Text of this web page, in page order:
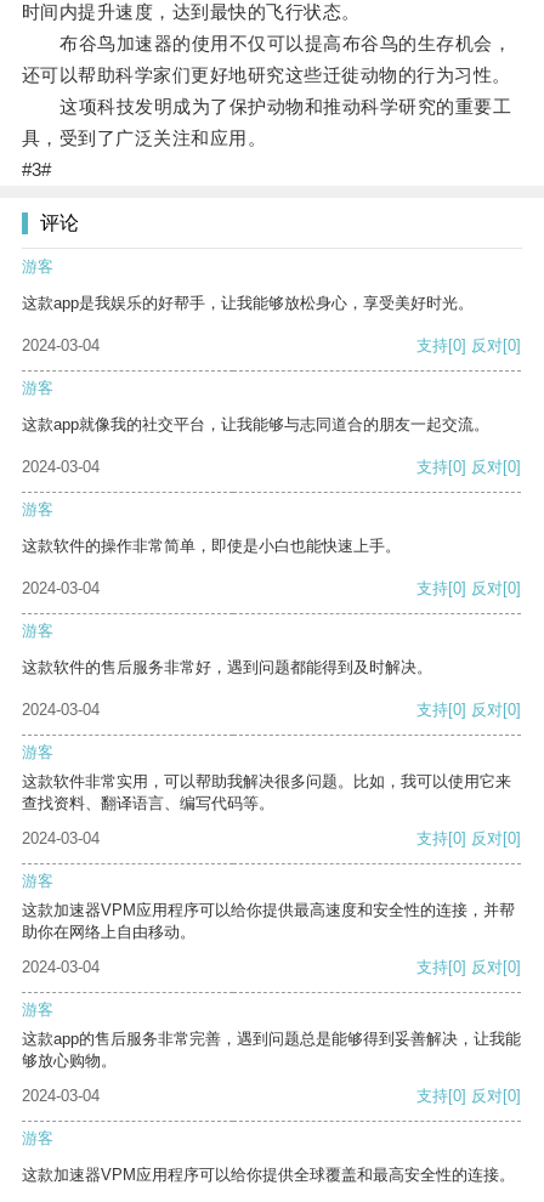
时间内提升速度，达到最快的飞行状态。
布谷鸟加速器的使用不仅可以提高布谷鸟的生存机会，
还可以帮助科学家们更好地研究这些迁徙动物的行为习性。
这项科技发明成为了保护动物和推动科学研究的重要工
具，受到了广泛关注和应用。
#3#
评论
游客
这款app是我娱乐的好帮手，让我能够放松身心，享受美好时光。
2024-03-04 支持[0] 反对[0]
游客
这款app就像我的社交平台，让我能够与志同道合的朋友一起交流。
2024-03-04 支持[0] 反对[0]
游客
这款软件的操作非常简单，即使是小白也能快速上手。
2024-03-04 支持[0] 反对[0]
游客
这款软件的售后服务非常好，遇到问题都能得到及时解决。
2024-03-04 支持[0] 反对[0]
游客
这款软件非常实用，可以帮助我解决很多问题。比如，我可以使用它来
查找资料、翻译语言、编写代码等。
2024-03-04
支持[0] 反对[0]
游客
这款加速器VPM应用程序可以给你提供最高速度和安全性的连接，并帮
助你在网络上自由移动。
2024-03-04
支持[0] 反对[0]
游客
这款app的售后服务非常完善，遇到问题总是能够得到妥善解决，让我能
够放心购物。
2024-03-04
支持[0] 反对[0]
游客
这款加速器VPM应用程序可以给你提供全球覆盖和最高安全性的连接。